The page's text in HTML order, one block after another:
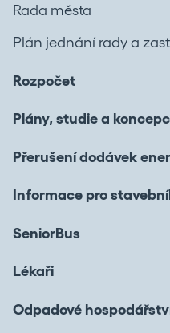
Rada města
Plán jednání rady a
Rozpočet
Plány, studie a
Přerušení dodávek
Informace pro
SeniorBus
Lékaři
Odpadové